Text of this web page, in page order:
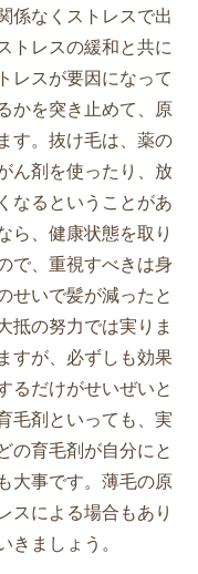
係なくストレスで出
トレスの緩和と共に
レスが要因になって
かを突き止めて、原
す。抜け毛は、薬の
ん剤を使ったり、放
なるということがあ
ら、健康状態を取り
で、重視すべきは身
せいで髪が減ったと
抵の努力では実りま
すが、必ずしも効果
るだけがせいぜいと
毛剤といっても、実
の育毛剤が自分にと
大事です。薄毛の原
スによる場合もあり
ましょう。